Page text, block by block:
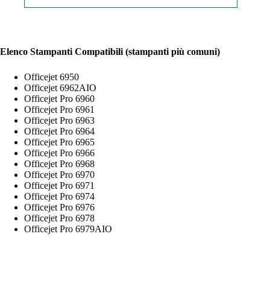
Elenco Stampanti Compatibili (stampanti più comuni)
Officejet 6950
Officejet 6962AIO
Officejet Pro 6960
Officejet Pro 6961
Officejet Pro 6963
Officejet Pro 6964
Officejet Pro 6965
Officejet Pro 6966
Officejet Pro 6968
Officejet Pro 6970
Officejet Pro 6971
Officejet Pro 6974
Officejet Pro 6976
Officejet Pro 6978
Officejet Pro 6979AIO